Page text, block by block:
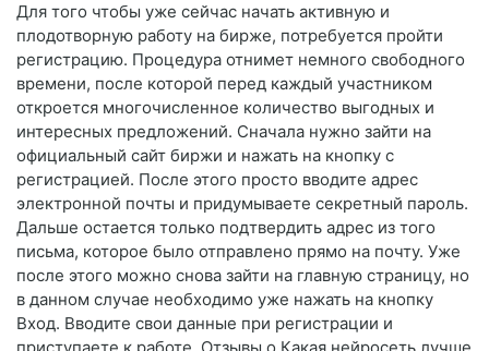
Для того чтобы уже сейчас начать активную и
плодотворную работу на бирже, потребуется пройти
регистрацию. Процедура отнимет немного свободного
времени, после которой перед каждый участником
откроется многочисленное количество выгодных и
интересных предложений. Сначала нужно зайти на
официальный сайт биржи и нажать на кнопку с
регистрацией. После этого просто вводите адрес
электронной почты и придумываете секретный пароль.
Дальше остается только подтвердить адрес из того
письма, которое было отправлено прямо на почту. Уже
после этого можно снова зайти на главную страницу, но
в данном случае необходимо уже нажать на кнопку
Вход. Вводите свои данные при регистрации и